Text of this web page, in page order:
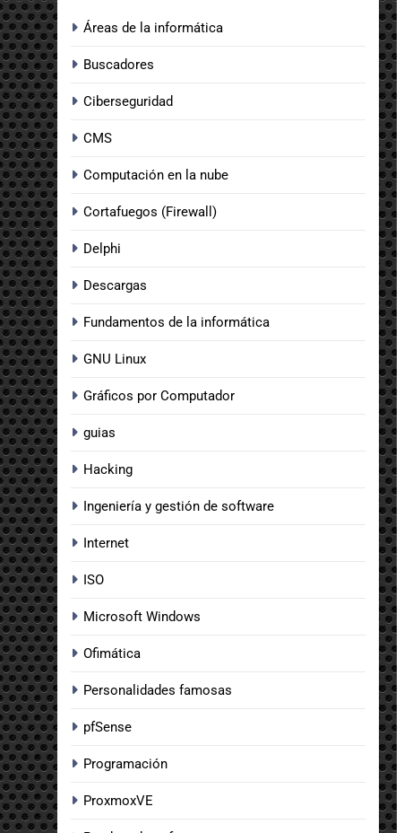
Áreas de la informática
Buscadores
Ciberseguridad
CMS
Computación en la nube
Cortafuegos (Firewall)
Delphi
Descargas
Fundamentos de la informática
GNU Linux
Gráficos por Computador
guias
Hacking
Ingeniería y gestión de software
Internet
ISO
Microsoft Windows
Ofimática
Personalidades famosas
pfSense
Programación
ProxmoxVE